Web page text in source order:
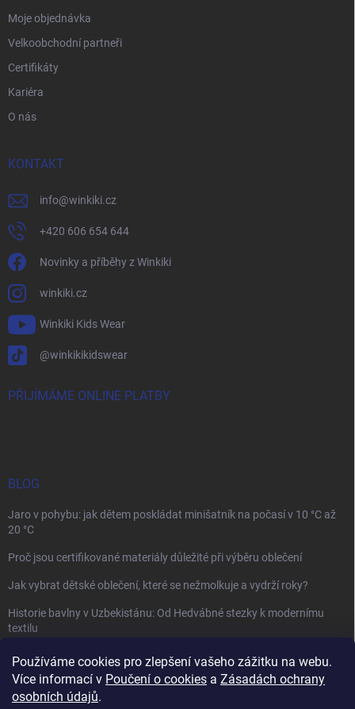
Používáme cookies pro zlepšení vašeho zážitku na webu.
Více informací v Poučení o cookies a Zásadách ochrany
osobních údajů.
Moje objednávka
Velkoobchodní partneři
Certifikáty
Kariéra
O nás
KONTAKT
info@winkiki.cz
+420 606 654 644
Novinky a příběhy z Winkiki
winkiki.cz
Winkiki Kids Wear
@winkikikidswear
PŘIJÍMÁME ONLINE PLATBY
BLOG
Jaro v pohybu: jak dětem poskládat minišatník na počasí v 10 °C až
20 °C
Proč jsou certifikované materiály důležité při výběru oblečení
Jak vybrat dětské oblečení, které se nežmolkuje a vydrží roky?
Historie bavlny v Uzbekistánu: Od Hedvábné stezky k modernímu
textilu
Mamazone |